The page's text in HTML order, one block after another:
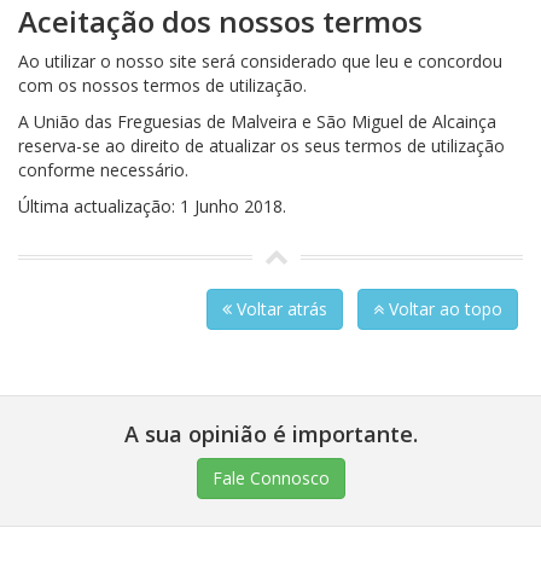
Aceitação dos nossos termos
Ao utilizar o nosso site será considerado que leu e concordou
com os nossos termos de utilização.
A União das Freguesias de Malveira e São Miguel de Alcainça
reserva-se ao direito de atualizar os seus termos de utilização
conforme necessário.
Última actualização: 1 Junho 2018.
Voltar atrás Voltar ao topo
A sua opinião é importante.
Fale Connosco